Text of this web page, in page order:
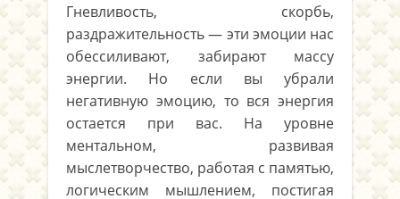
Гневливость, скорбь,
раздражительность — эти эмоции нас
обессиливают, забирают массу
энергии. Но если вы убрали
негативную эмоцию, то вся энергия
остается при вас. На уровне
ментальном, развивая
мыслетворчество, работая с памятью,
логическим мышлением, постигая